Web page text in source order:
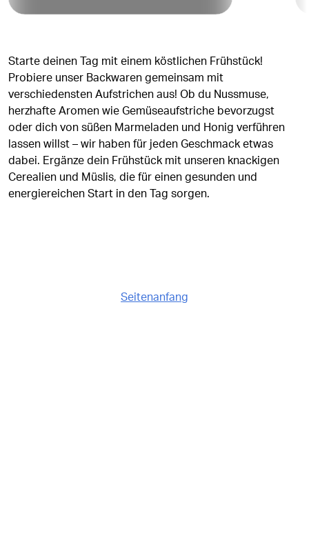
Seitenanfang
Starte deinen Tag mit einem köstlichen Frühstück!
Probiere unser Backwaren gemeinsam mit
verschiedensten Aufstrichen aus! Ob du Nussmuse,
herzhafte Aromen wie Gemüseaufstriche bevorzugst
oder dich von süßen Marmeladen und Honig verführen
lassen willst – wir haben für jeden Geschmack etwas
dabei. Ergänze dein Frühstück mit unseren knackigen
Cerealien und Müslis, die für einen gesunden und
energiereichen Start in den Tag sorgen.